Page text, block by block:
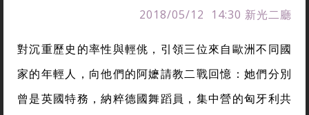
2018/05/12 14:30 新光二廳
對沉重歷史的率性與輕佻，引領三位來自歐洲不同國
家的年輕人，向他們的阿嬷請教二戰回憶：她們分別
曾是英國特務，納粹德國舞蹈員，集中營的匈牙利共